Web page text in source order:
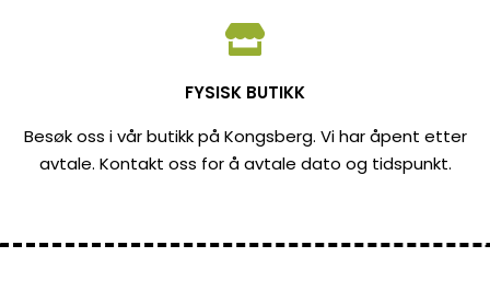
FYSISK BUTIKK
Besøk oss i vår butikk på Kongsberg. Vi har åpent etter
avtale. Kontakt oss for å avtale dato og tidspunkt.